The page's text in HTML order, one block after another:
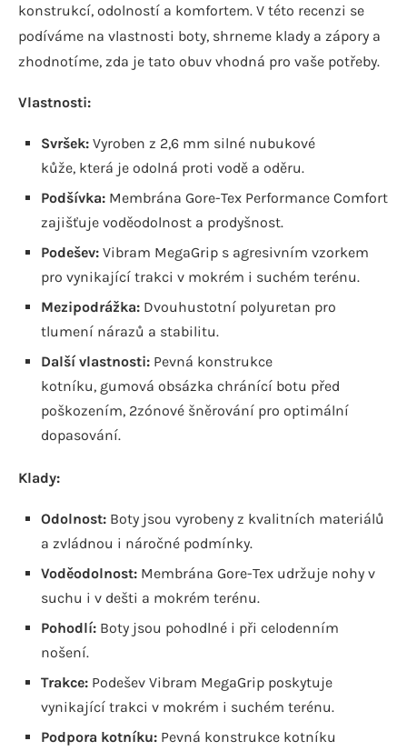
konstrukcí, odolností a komfortem. V této recenzi se
podíváme na vlastnosti boty, shrneme klady a zápory a
zhodnotíme, zda je tato obuv vhodná pro vaše potřeby.
Vlastnosti:
Svršek: Vyroben z 2,6 mm silné nubukové
kůže, která je odolná proti vodě a oděru.
Podšívka: Membrána Gore-Tex Performance Comfort
zajišťuje voděodolnost a prodyšnost.
Podešev: Vibram MegaGrip s agresivním vzorkem
pro vynikající trakci v mokrém i suchém terénu.
Mezipodrážka: Dvouhustotní polyuretan pro
tlumení nárazů a stabilitu.
Další vlastnosti: Pevná konstrukce
kotníku, gumová obsázka chránící botu před
poškozením, 2zónové šněrování pro optimální
dopasování.
Klady:
Odolnost: Boty jsou vyrobeny z kvalitních materiálů
a zvládnou i náročné podmínky.
Voděodolnost: Membrána Gore-Tex udržuje nohy v
suchu i v dešti a mokrém terénu.
Pohodlí: Boty jsou pohodlné i při celodenním
nošení.
Trakce: Podešev Vibram MegaGrip poskytuje
vynikající trakci v mokrém i suchém terénu.
Podpora kotníku: Pevná konstrukce kotníku